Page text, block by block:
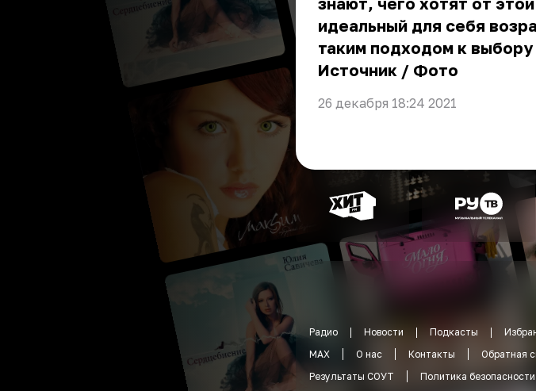
идеальный для себя
таким подходом к
Источник / Фото
26 декабря 18:24 2021
Радио Новости Подкасты
MAX
О нас Контакты Обратная
Результаты СОУТ
Политика безопасности